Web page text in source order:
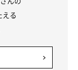
える